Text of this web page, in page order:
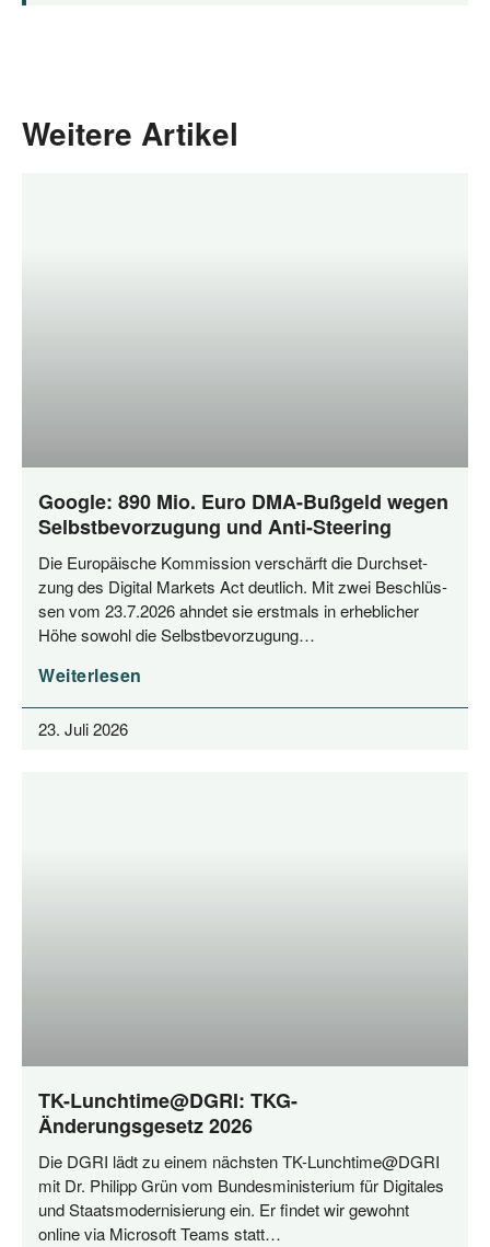
Weitere Artikel
Google: 890 Mio. Euro DMA-Bußgeld wegen
Selbstbevorzugung und Anti-Steering
Die Euro­päi­sche Kom­mis­si­on ver­schärft die Durch­set­
zung des Digi­tal Mar­kets Act deut­lich. Mit zwei Beschlüs­
sen vom 23.7.2026 ahn­det sie erst­mals in erheb­li­cher
Höhe sowohl die Selbstbevorzugung…
Weiterlesen
23. Juli 2026
TK-Lunchtime@DGRI: TKG-
Änderungsgesetz 2026
Die DGRI lädt zu einem nächs­ten TK-Lunchtime@DGRI
mit Dr. Phil­ipp Grün vom Bun­des­mi­nis­te­ri­um für Digi­ta­les
und Staats­mo­der­ni­sie­rung ein. Er fin­det wir gewohnt
online via Micro­soft Teams statt…